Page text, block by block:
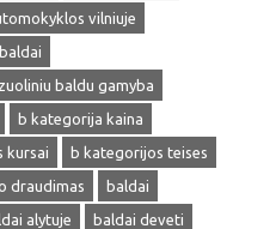
vilniuje
baldu gamyba
b kategorija kaina
kursai
b kategorijos teises
draudimas
baldai
alytuje
baldai deveti